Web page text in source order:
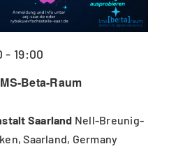
Beta-Raum
- 19:00
Saarland Nell-Breunig-
Saarland, Germany